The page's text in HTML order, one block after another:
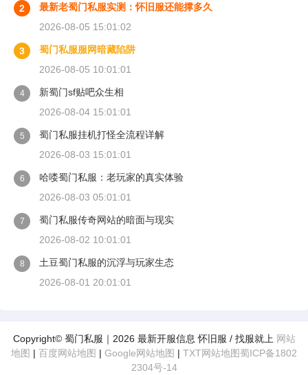
2
最新老蜀门私服实测：怀旧服还能撑多久
2026-08-05 15:01:02
3
蜀门私服服网暗藏陷阱
2026-08-05 10:01:01
4
新蜀门sf贴吧众生相
2026-08-04 15:01:01
5
蜀门私服挂机打怪全流程详解
2026-08-03 15:01:01
6
哈喽蜀门私服：老玩家的真实体验
2026-08-03 05:01:01
7
蜀门私服传奇网站的暗面与现实
2026-08-02 10:01:01
8
土豆蜀门私服的沉浮与玩家生态
2026-08-01 20:01:01
Copyright© 蜀门私服｜2026 最新开服信息 怀旧服 / 找服就上 网站
地图 | 百度网站地图 | Google网站地图 | TXT网站地图蜀ICP备1802
2304号-14